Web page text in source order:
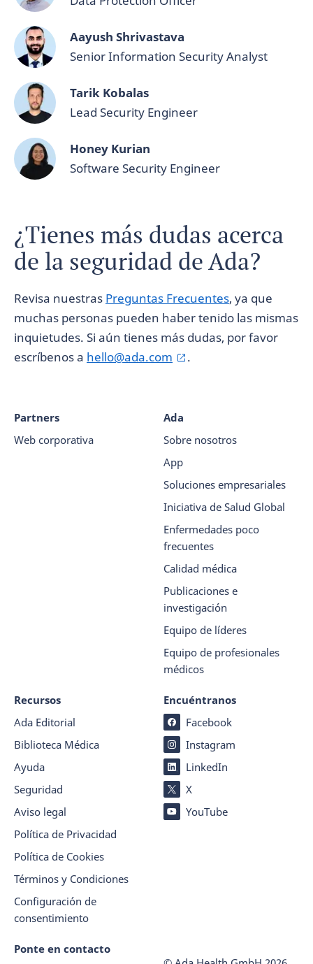
Aayush Shrivastava
Senior Information Security Analyst
Tarik Kobalas
Lead Security Engineer
Honey Kurian
Software Security Engineer
¿Tienes más dudas acerca
de la seguridad de Ada?
Revisa nuestras Preguntas Frecuentes, ya que
muchas personas pueden haber tenido las mismas
inquietudes. Si aún tienes más dudas, por favor
escríbenos a hello@ada.com .
Partners
Web corporativa
Ada
Sobre nosotros
App
Soluciones empresariales
Iniciativa de Salud Global
Enfermedades poco
frecuentes
Calidad médica
Publicaciones e
investigación
Equipo de líderes
Equipo de profesionales
médicos
Recursos
Ada Editorial
Biblioteca Médica
Ayuda
Seguridad
Aviso legal
Política de Privacidad
Política de Cookies
Términos y Condiciones
Configuración de
consentimiento
Encuéntranos
Facebook
Instagram
LinkedIn
X
YouTube
Ponte en contacto